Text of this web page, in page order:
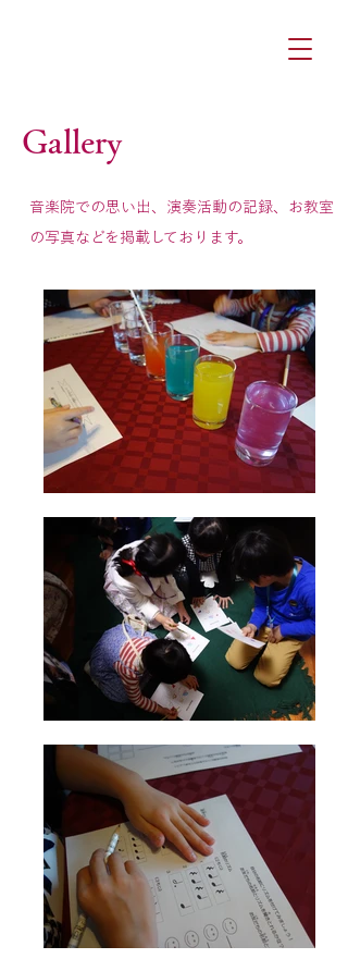
​Gallery
​音楽院での思い出、演奏活動の記録、お教室
の写真などを掲載しております。